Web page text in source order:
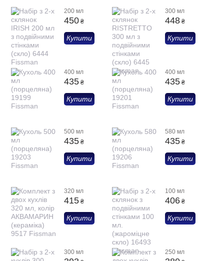
200 мл
450 ₴
Купити
300 мл
448 ₴
Купити
400 мл
435 ₴
Купити
400 мл
435 ₴
Купити
500 мл
435 ₴
Купити
580 мл
435 ₴
Купити
320 мл
415 ₴
Купити
100 мл
406 ₴
Купити
300 мл 250 мл